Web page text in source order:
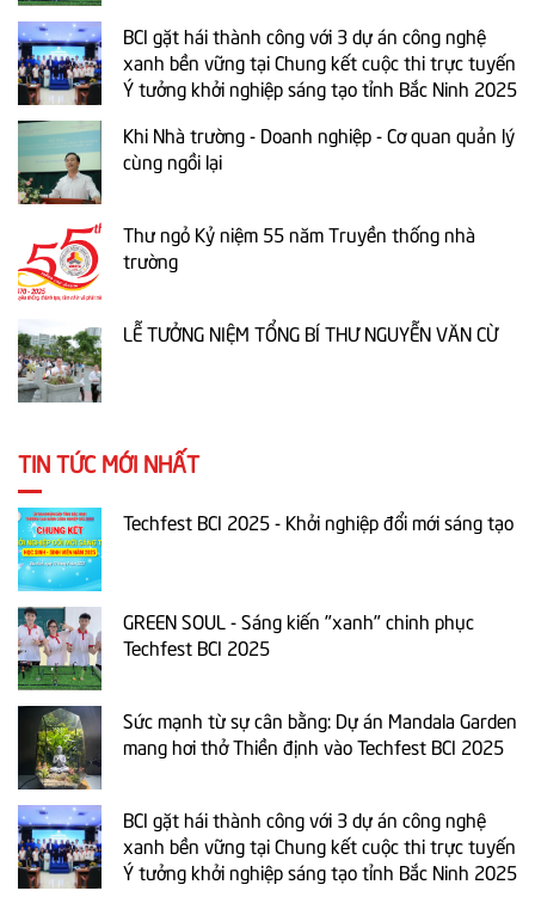
BCI gặt hái thành công với 3 dự án công nghệ
xanh bền vững tại Chung kết cuộc thi trực tuyến
Ý tưởng khởi nghiệp sáng tạo tỉnh Bắc Ninh 2025
Khi Nhà trường - Doanh nghiệp - Cơ quan quản lý
cùng ngồi lại
Thư ngỏ Kỷ niệm 55 năm Truyền thống nhà
trường
LỄ TƯỞNG NIỆM TỔNG BÍ THƯ NGUYỄN VĂN CỪ
TIN TỨC MỚI NHẤT
Techfest BCI 2025 - Khởi nghiệp đổi mới sáng tạo
GREEN SOUL - Sáng kiến "xanh" chinh phục
Techfest BCI 2025
Sức mạnh từ sự cân bằng: Dự án Mandala Garden
mang hơi thở Thiền định vào Techfest BCI 2025
BCI gặt hái thành công với 3 dự án công nghệ
xanh bền vững tại Chung kết cuộc thi trực tuyến
Ý tưởng khởi nghiệp sáng tạo tỉnh Bắc Ninh 2025